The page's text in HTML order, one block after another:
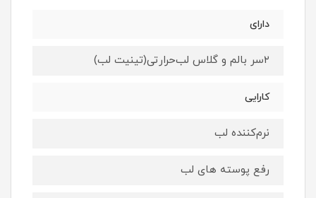
دارای
۲سر بالم و گلاس لب‌حرارتی(تینیت لب)
کارایی
نرم‌کننده لب
رفع پوسته های لب